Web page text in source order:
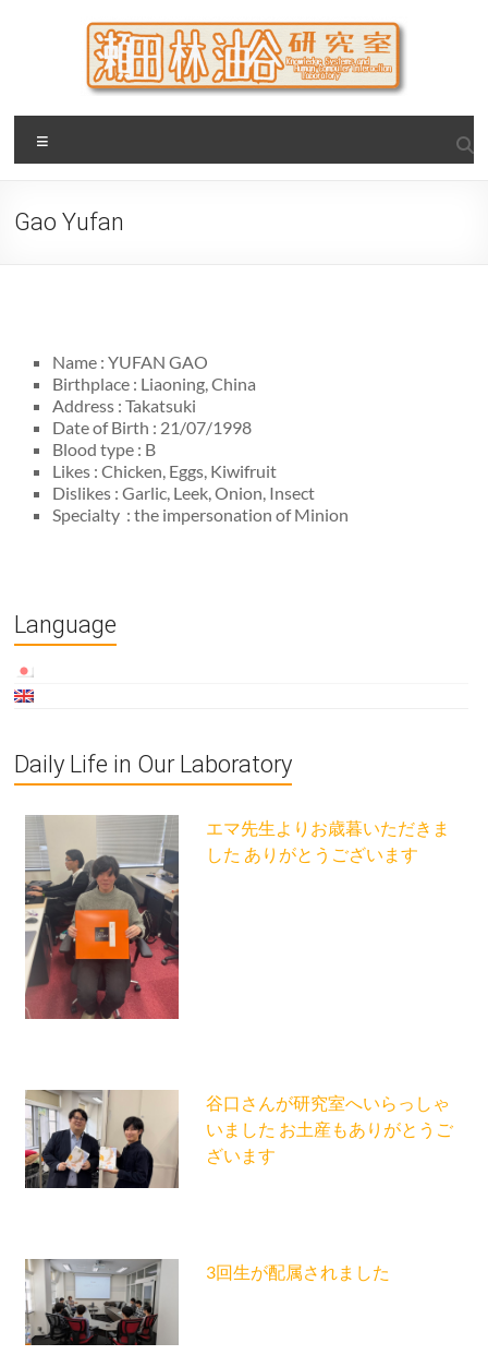
瀬田・林・油谷研究室
大阪公立大学 大学院 情報学研究科 学際情報学専攻 / 大阪府
立大学 理学部 情報数理科学科(大学院 理学系研究科 情報数理
Gao Yufan
Name : YUFAN GAO
Birthplace : Liaoning, China
Address : Takatsuki
Date of Birth : 21/07/1998
Blood type : B
Likes : Chicken, Eggs, Kiwifruit
Dislikes : Garlic, Leek, Onion, Insect
Specialty : the impersonation of Minion
Language
Daily Life in Our Laboratory
エマ先生よりお歳暮いただきま
した ありがとうございます
谷口さんが研究室へいらっしゃ
いました お土産もありがとうご
ざいます
3回生が配属されました